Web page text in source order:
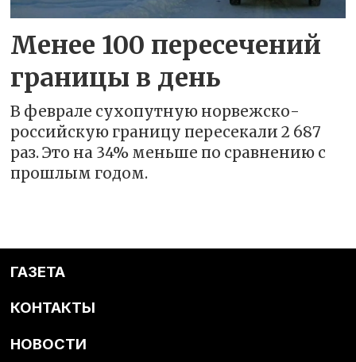
Менее 100 пересечений
границы в день
В феврале сухопутную норвежско-
российскую границу пересекали 2 687
раз. Это на 34% меньше по сравнению с
прошлым годом.
ГАЗЕТА
КОНТАКТЫ
НОВОСТИ